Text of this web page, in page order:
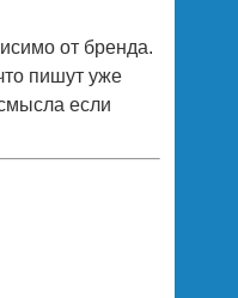
от бренда.
пишут уже
если